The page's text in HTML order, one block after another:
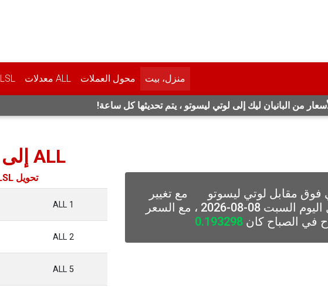
منزل، بيت محول العملات ALL معدلات LSL معدلات
من البانيان ليك إلى لوتي ليسوتو ، يتم تحديثها كل ساعة!
ALL إلى LSL التحويل
مقابل لوتي ليسوتو
مع تغيير
في الصباح كان0.193298
تحويل ALL / LSL
1 ALL
2 ALL
5 ALL